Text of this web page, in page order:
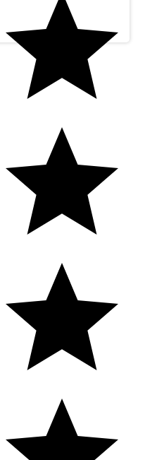
e Comunicação para